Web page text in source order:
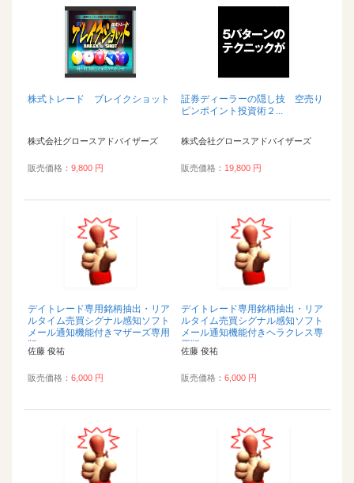
株式トレード ブレイクショット
株式会社グロースアドバイザーズ
販売価格： 9,800 円
証券ディーラーの隠し技 空売り
ピンポイント投資術２...
株式会社グロースアドバイザーズ
販売価格： 19,800 円
デイトレード専用銘柄抽出・リア
ルタイム売買シグナル感知ソフト
メール通知機能付きマザーズ専用
版...
佐藤 俊祐
販売価格： 6,000 円
デイトレード専用銘柄抽出・リア
ルタイム売買シグナル感知ソフト
メール通知機能付きヘラクレス専
用版...
佐藤 俊祐
販売価格： 6,000 円